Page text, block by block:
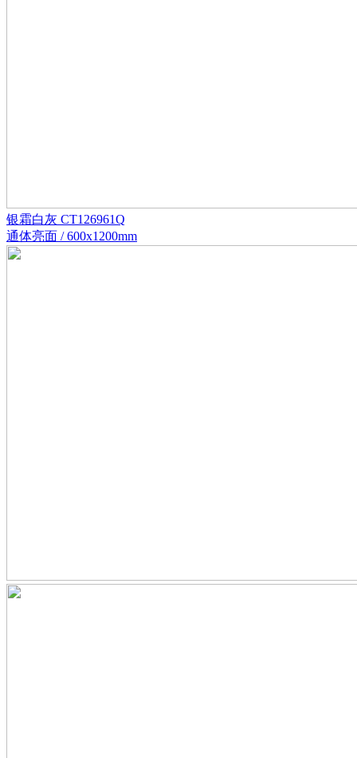
银霜白灰 CT126961Q
通体亮面 / 600x1200mm